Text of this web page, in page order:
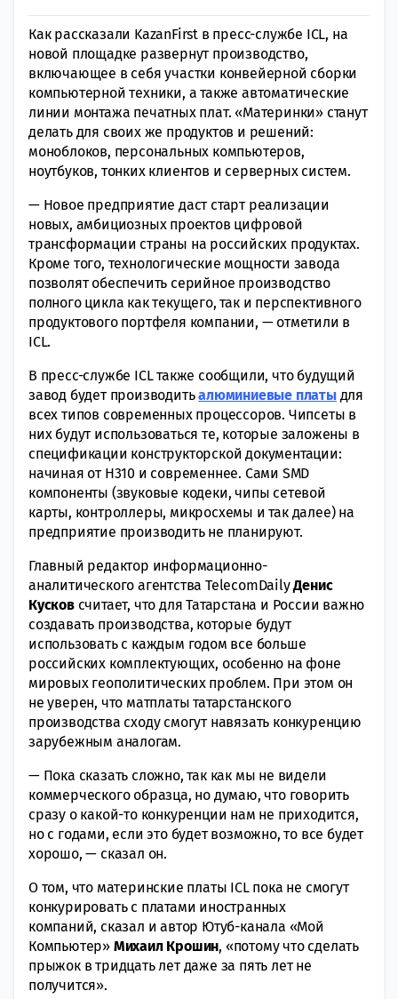
Как рассказали KazanFirst в пресс-службе ICL, на
новой площадке развернут производство,
включающее в себя участки конвейерной сборки
компьютерной техники, а также автоматические
линии монтажа печатных плат. «Материнки» станут
делать для своих же продуктов и решений:
моноблоков, персональных компьютеров,
ноутбуков, тонких клиентов и серверных систем.
— Новое предприятие даст старт реализации
новых, амбициозных проектов цифровой
трансформации страны на российских продуктах.
Кроме того, технологические мощности завода
позволят обеспечить серийное производство
полного цикла как текущего, так и перспективного
продуктового портфеля компании, — отметили в
ICL.
В пресс-службе ICL также сообщили, что будущий
завод будет производитьалюминиевые платыдля
всех типов современных процессоров. Чипсеты в
них будут использоваться те, которые заложены в
спецификации конструкторской документации:
начиная от H310 и современнее. Сами SMD
компоненты (звуковые кодеки, чипы сетевой
карты, контроллеры, микросхемы и так далее) на
предприятие производить не планируют.
Главный редактор информационно-
аналитического агентства TelecomDailyДенис
Кусковсчитает, что для Татарстана и России важно
создавать производства, которые будут
использовать с каждым годом все больше
российских комплектующих, особенно на фоне
мировых геополитических проблем. При этом он
не уверен, что матплаты татарстанского
производства сходу смогут навязать конкуренцию
зарубежным аналогам.
— Пока сказать сложно, так как мы не видели
коммерческого образца, но думаю, что говорить
сразу о какой-то конкуренции нам не приходится,
но с годами, если это будет возможно, то все будет
хорошо, — сказал он.
О том, что материнские платы ICL пока не смогут
конкурировать с платами иностранных
компаний, сказал и автор Ютуб-канала «Мой
Компьютер» Михаил Крошин, «потому что сделать
прыжок в тридцать лет даже за пять лет не
получится».